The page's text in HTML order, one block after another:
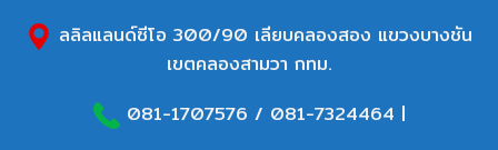
ลลิลแลนด์ซีโอ 300/90 เลียบคลองสอง แขวงบางชัน
เขตคลองสามวา กทม.
081-1707576 / 081-7324464 |